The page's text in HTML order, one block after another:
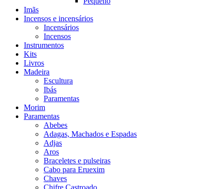
Imãs
Incensos e incensários
Incensários
Incensos
Instrumentos
Kits
Livros
Madeira
Escultura
Ibás
Paramentas
Morim
Paramentas
Abebes
Adagas, Machados e Espadas
Adjas
Aros
Braceletes e pulseiras
Cabo para Eruexim
Chaves